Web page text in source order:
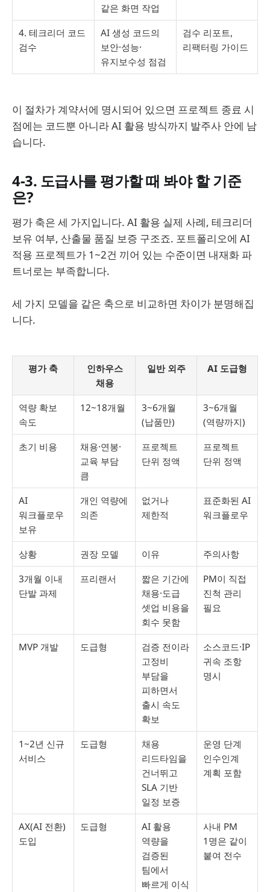
같은 화면 작업
4. 테크리더 코드
검수
AI 생성 코드의
보안·성능·
유지보수성 점검
검수 리포트,
리팩터링 가이드
이 절차가 계약서에 명시되어 있으면 프로젝트 종료 시
점에는 코드뿐 아니라 AI 활용 방식까지 발주사 안에 남
습니다.
4-3. 도급사를 평가할 때 봐야 할 기준
은?
평가 축은 세 가지입니다. AI 활용 실제 사례, 테크리더
보유 여부, 산출물 품질 보증 구조죠. 포트폴리오에 AI
적용 프로젝트가 1~2건 끼어 있는 수준이면 내재화 파
트너로는 부족합니다.
세 가지 모델을 같은 축으로 비교하면 차이가 분명해집
니다.
평가 축
인하우스
채용
일반 외주 AI 도급형
역량 확보
속도
12~18개월
3~6개월
(납품만)
3~6개월
(역량까지)
초기 비용
채용·연봉·
교육 부담
큼
프로젝트
단위 정액
프로젝트
단위 정액
AI
워크플로우
보유
개인 역량에
의존
없거나
제한적
표준화된 AI
워크플로우
상황 권장 모델 이유 주의사항
3개월 이내
단발 과제
프리랜서
짧은 기간에
채용·도급
셋업 비용을
회수 못함
PM이 직접
진척 관리
필요
MVP 개발 도급형
검증 전이라
고정비
부담을
피하면서
출시 속도
확보
소스코드·IP
귀속 조항
명시
1~2년 신규
서비스
도급형
채용
리드타임을
건너뛰고
SLA 기반
일정 보증
운영 단계
인수인계
계획 포함
AX(AI 전환)
도입
도급형
AI 활용
역량을
검증된
팀에서
빠르게 이식
사내 PM
1명은 같이
붙여 전수